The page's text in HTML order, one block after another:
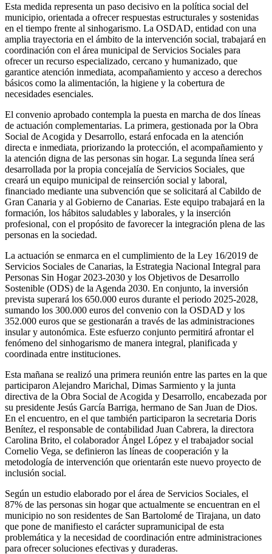
Esta medida representa un paso decisivo en la política social del
municipio, orientada a ofrecer respuestas estructurales y sostenidas
en el tiempo frente al sinhogarismo. La OSDAD, entidad con una
amplia trayectoria en el ámbito de la intervención social, trabajará en
coordinación con el área municipal de Servicios Sociales para
ofrecer un recurso especializado, cercano y humanizado, que
garantice atención inmediata, acompañamiento y acceso a derechos
básicos como la alimentación, la higiene y la cobertura de
necesidades esenciales.
El convenio aprobado contempla la puesta en marcha de dos líneas
de actuación complementarias. La primera, gestionada por la Obra
Social de Acogida y Desarrollo, estará enfocada en la atención
directa e inmediata, priorizando la protección, el acompañamiento y
la atención digna de las personas sin hogar. La segunda línea será
desarrollada por la propia concejalía de Servicios Sociales, que
creará un equipo municipal de reinserción social y laboral,
financiado mediante una subvención que se solicitará al Cabildo de
Gran Canaria y al Gobierno de Canarias. Este equipo trabajará en la
formación, los hábitos saludables y laborales, y la inserción
profesional, con el propósito de favorecer la integración plena de las
personas en la sociedad.
La actuación se enmarca en el cumplimiento de la Ley 16/2019 de
Servicios Sociales de Canarias, la Estrategia Nacional Integral para
Personas Sin Hogar 2023-2030 y los Objetivos de Desarrollo
Sostenible (ODS) de la Agenda 2030. En conjunto, la inversión
prevista superará los 650.000 euros durante el periodo 2025-2028,
sumando los 300.000 euros del convenio con la OSDAD y los
352.000 euros que se gestionarán a través de las administraciones
insular y autonómica. Este esfuerzo conjunto permitirá afrontar el
fenómeno del sinhogarismo de manera integral, planificada y
coordinada entre instituciones.
Esta mañana se realizó una primera reunión entre las partes en la que
participaron Alejandro Marichal, Dimas Sarmiento y la junta
directiva de la Obra Social de Acogida y Desarrollo, encabezada por
su presidente Jesús García Barriga, hermano de San Juan de Dios.
En el encuentro, en el que también participaron la secretaria Doris
Benítez, el responsable de contabilidad Juan Cabrera, la directora
Carolina Brito, el colaborador Ángel López y el trabajador social
Cornelio Vega, se definieron las líneas de cooperación y la
metodología de intervención que orientarán este nuevo proyecto de
inclusión social.
Según un estudio elaborado por el área de Servicios Sociales, el
87% de las personas sin hogar que actualmente se encuentran en el
municipio no son residentes de San Bartolomé de Tirajana, un dato
que pone de manifiesto el carácter supramunicipal de esta
problemática y la necesidad de coordinación entre administraciones
para ofrecer soluciones efectivas y duraderas.